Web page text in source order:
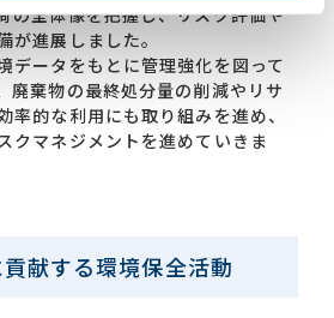
の全体像を把握し、リスク評価や
が進展しました。
データをもとに管理強化を図って
廃棄物の最終処分量の削減やリサ
率的な利用にも取り組みを進め、
クマネジメントを進めていきま
献する環境保全活動